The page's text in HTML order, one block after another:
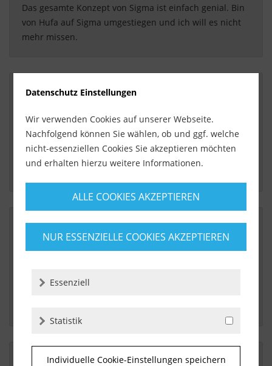
Das gesamte Konzept von Sigma ist einfach genial. Bin
von Hufa auf Sigma umgestiegen und ich will es nicht
mehr missen.
Von:
Jeton Kelmendi
Am: 09.07.2016
Immer wieder
sigma schneidhebel
Datenschutz Einstellungen
Wir verwenden Cookies auf unserer Webseite.
Nachfolgend können Sie wählen, ob und ggf. welche
nicht-essenziellen Cookies Sie akzeptieren möchten
und erhalten hierzu weitere Informationen.
ALLE COOKIES AKZEPTIEREN
NUR ESSENZIELLE COOKIES AKZEPTIEREN
Essenziell
Statistik
Individuelle Cookie-Einstellungen speichern